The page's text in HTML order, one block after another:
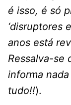
é isso, é só
‘disruptores
anos está
Ressalva-se
informa nada
tudo!!).